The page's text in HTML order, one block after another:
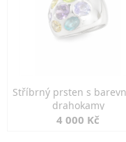
Stříbrný prsten s
drahokamy
4 000 Kč